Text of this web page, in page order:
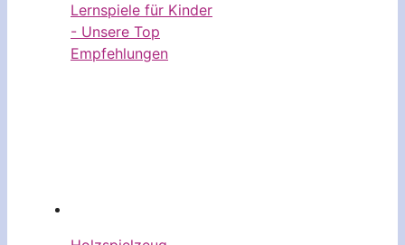
Lernspiele für Kinder
- Unsere Top
Empfehlungen